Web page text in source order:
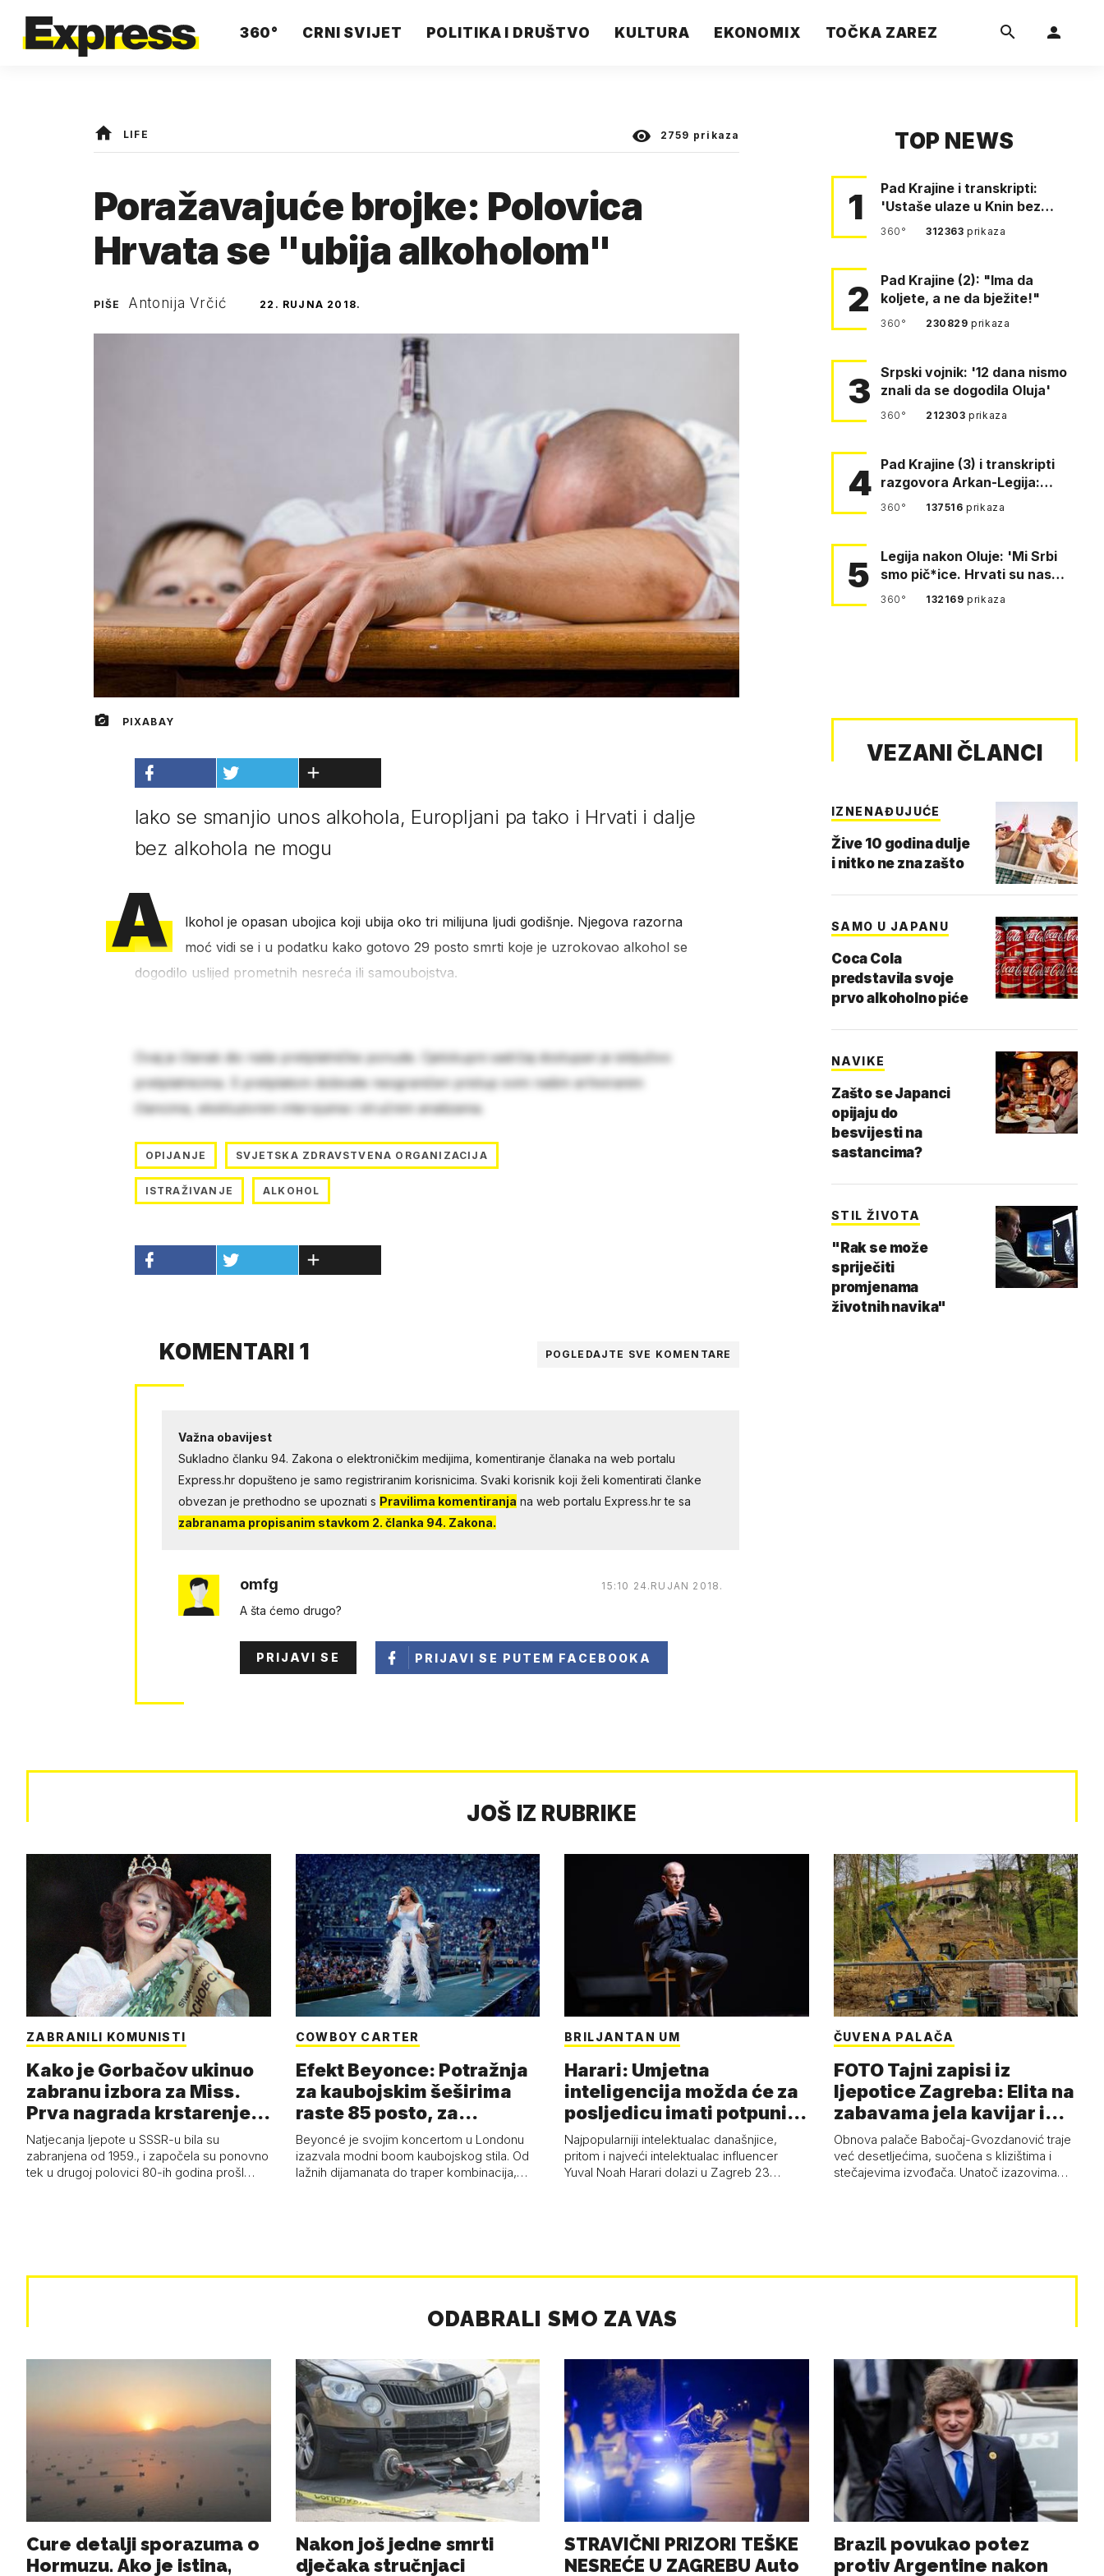
360° CRNI SVIJET POLITIKA I DRUŠTVO KULTURA EKONOMIX TOČKA ZAREZ
LIFE 2759 prikaza
Poražavajuće brojke: Polovica
Hrvata se "ubija alkoholom"
PIŠE Antonija Vrčić 22. RUJNA 2018.
PIXABAY
Iako se smanjio unos alkohola, Europljani pa tako i Hrvati i dalje
bez alkohola ne mogu
A
lkohol je opasan ubojica koji ubija oko tri milijuna ljudi godišnje. Njegova razorna
moć vidi se i u podatku kako gotovo 29 posto smrti koje je uzrokovao alkohol se
dogodilo uslijed prometnih nesreća ili samoubojstva.
Ovaj je članak dio naše pretplatničke ponude. Cjelokupni sadržaj dostupan je isključivo
pretplatnicima. S pretplatom dobivate neograničen pristup svim našim arhiviranim
člancima, ekskluzivnim intervjuima i stručnim analizama.
OPIJANJE SVJETSKA ZDRAVSTVENA ORGANIZACIJA
ISTRAŽIVANJE ALKOHOL
KOMENTARI 1 POGLEDAJTE SVE KOMENTARE
Važna obavijest
Sukladno članku 94. Zakona o elektroničkim medijima, komentiranje članaka na web portalu
Express.hr dopušteno je samo registriranim korisnicima. Svaki korisnik koji želi komentirati članke
obvezan je prethodno se upoznati s Pravilima komentiranja na web portalu Express.hr te sa
zabranama propisanim stavkom 2. članka 94. Zakona.
omfg 15:10 24.RUJAN 2018.
A šta ćemo drugo?
PRIJAVI SE PRIJAVI SE PUTEM FACEBOOKA
TOP NEWS
1
Pad Krajine i transkripti:
'Ustaše ulaze u Knin bez
borbe. Mile, ovo je bežanij…
360° 312363prikaza
2
Pad Krajine (2): "Ima da
koljete, a ne da bježite!"
360° 230829prikaza
3
Srpski vojnik: '12 dana nismo
znali da se dogodila Oluja'
360° 212303prikaza
4 Pad Krajine (3) i transkripti
razgovora Arkan-Legija:
'Čujem, prelazite ustašam…
360° 137516prikaza
5
Legija nakon Oluje: 'Mi Srbi
smo pič*ice. Hrvati su nas
pomeli!'
360° 132169prikaza
VEZANI ČLANCI
IZNENAĐUJUĆE
Žive 10 godina dulje
i nitko ne zna zašto
SAMO U JAPANU
Coca Cola
predstavila svoje
prvo alkoholno piće
NAVIKE
Zašto se Japanci
opijaju do
besvijesti na
sastancima?
STIL ŽIVOTA
"Rak se može
spriječiti
promjenama
životnih navika"
JOŠ IZ RUBRIKE
ZABRANILI KOMUNISTI
Kako je Gorbačov ukinuo
zabranu izbora za Miss.
Prva nagrada krstarenje
Jadran…
Natjecanja ljepote u SSSR-u bila su
zabranjena od 1959., i započela su ponovno
tek u drugoj polovici 80-ih godina prošl…
COWBOY CARTER
Efekt Beyonce: Potražnja
za kaubojskim šeširima
raste 85 posto, za
čizmama 53 p…
Beyoncé je svojim koncertom u Londonu
izazvala modni boom kaubojskog stila. Od
lažnih dijamanata do traper kombinacija,…
BRILJANTAN UM
Harari: Umjetna
inteligencija možda će za
posljedicu imati potpuni
kolaps čovje…
Najpopularniji intelektualac današnjice,
pritom i najveći intelektualac influencer
Yuval Noah Harari dolazi u Zagreb 23…
ČUVENA PALAČA
FOTO Tajni zapisi iz
ljepotice Zagreba: Elita na
zabavama jela kavijar i
pud…
Obnova palače Babočaj-Gvozdanović traje
već desetljećima, suočena s klizištima i
stečajevima izvođača. Unatoč izazovima…